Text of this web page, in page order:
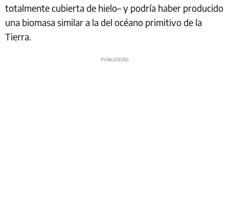
totalmente cubierta de hielo– y podría haber producido
una biomasa similar a la del océano primitivo de la
Tierra.